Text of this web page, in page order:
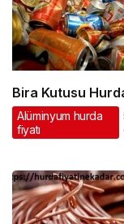
Bira Kutusu
Alüminyum hurda
fiyatı